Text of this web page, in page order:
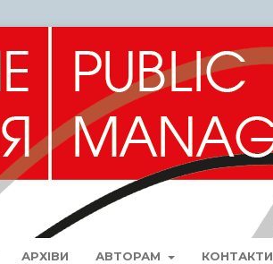
АРХІВИ АВТОРАМ КОНТАКТИ